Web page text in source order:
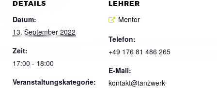
DETAILS
Datum:
13. September 2022
Zeit:
17:00 - 18:00
Veranstaltungskategorie:
LEHRER
Mentor
Telefon:
+49 176 81 486 265
E-Mail:
kontakt@tanzwerk-